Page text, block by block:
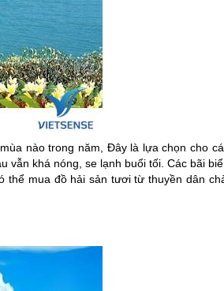
nào trong năm, Đây là lựa chọn cho
vẫn khá nóng, se lạnh buổi tối. Các bãi
thể mua đồ hải sản tươi từ thuyền dân